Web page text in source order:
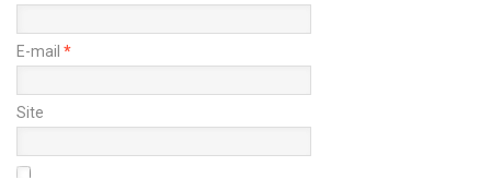
E-mail *
Site